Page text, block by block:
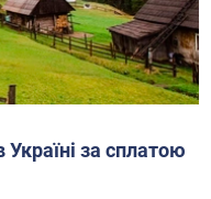
за сплатою